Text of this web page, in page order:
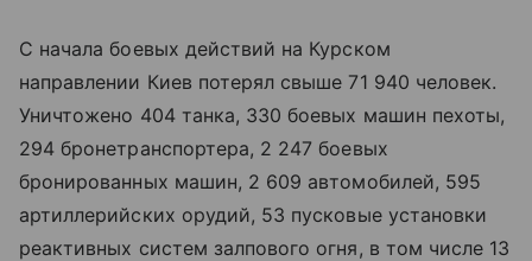
С начала боевых действий на Курском
направлении Киев потерял свыше 71 940 человек.
Уничтожено 404 танка, 330 боевых машин пехоты,
294 бронетранспортера, 2 247 боевых
бронированных машин, 2 609 автомобилей, 595
артиллерийских орудий, 53 пусковые установки
реактивных систем залпового огня, в том числе 13